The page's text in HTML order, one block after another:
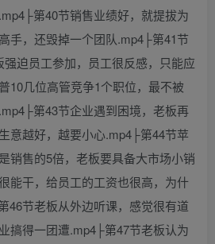
第40节销售业绩好，就提拔为
手，还毁掉一个团队.mp4├第41节
迫员工参加，员工很反感，只能应
10几位高管竞争1个职位，最不被
第43节企业遇到困境，老板再
意越好，越要小心.mp4├第44节苹
销售的5倍，老板要具备大市场小销
能干，给员工的工资也很高，为什
46节老板从外边听课，感觉很有道
搞得一团遭.mp4├第47节老板认为